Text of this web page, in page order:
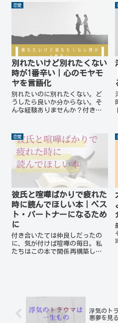
り、私の心が救われる本と出会
いました。あなたの心も救われ
る、そんな本に出会えますよう
恋愛
別れたいけど別れたくない
時が1番辛い｜心のモヤモ
ヤを言語化
別れたいのに別れたくない。ど
うしたら良いか分からない。そ
んな経験ありませんか？付き合
番辛いのです。今回は、別れた
いのに別れたくない理由や、別
れるべきか迷った時の対処法を
紹介します。
恋愛
彼氏と喧嘩ばかりで疲れた
時に読んでほしい本｜ベス
ト・パートナーになるため
に
付き合いたては仲良しだったの
に、気が付けば喧嘩の毎日。私
たちはこの本で関係再構築しま
浮気のト
悪夢を見る